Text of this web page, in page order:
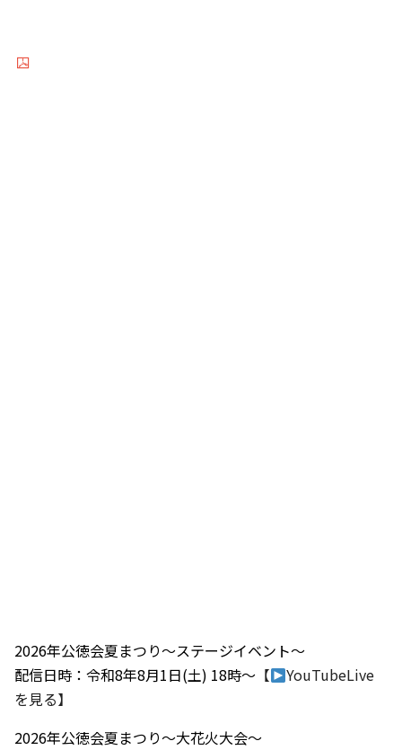
2026年公徳会夏まつり～ステージイベント～
配信日時：令和8年8月1日(土) 18時～ 【
YouTubeLive
を見る】
2026年公徳会夏まつり～大花火大会～